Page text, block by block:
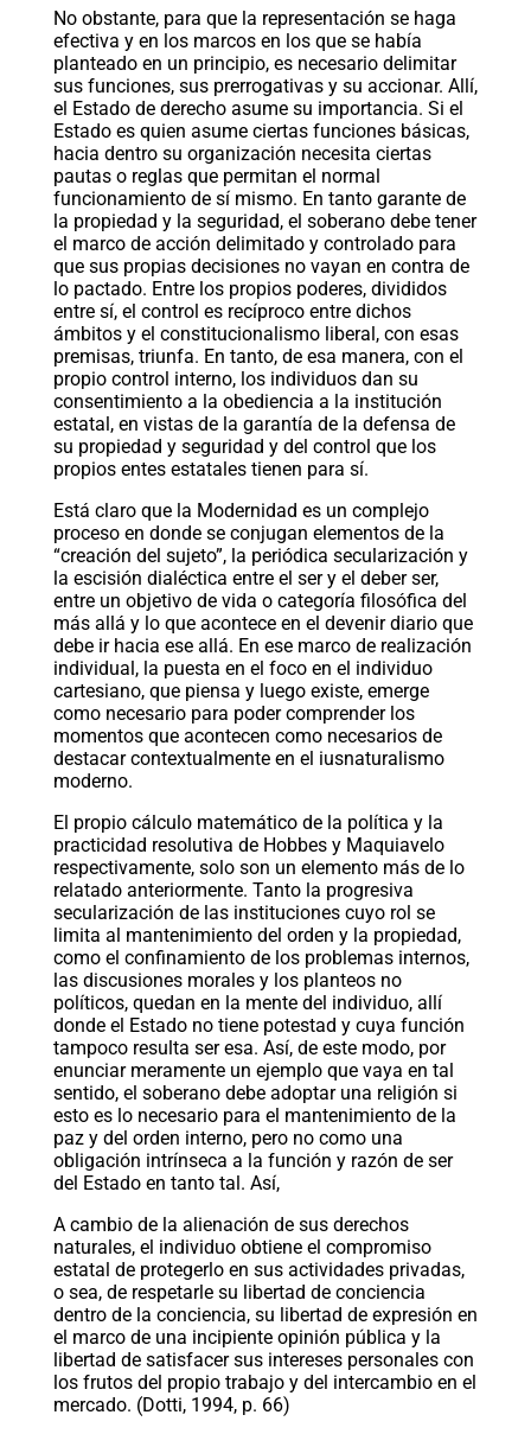
No obstante, para que la representación se haga
efectiva y en los marcos en los que se había
planteado en un principio, es necesario delimitar
sus funciones, sus prerrogativas y su accionar. Allí,
el Estado de derecho asume su importancia. Si el
Estado es quien asume ciertas funciones básicas,
hacia dentro su organización necesita ciertas
pautas o reglas que permitan el normal
funcionamiento de sí mismo. En tanto garante de
la propiedad y la seguridad, el soberano debe tener
el marco de acción delimitado y controlado para
que sus propias decisiones no vayan en contra de
lo pactado. Entre los propios poderes, divididos
entre sí, el control es recíproco entre dichos
ámbitos y el constitucionalismo liberal, con esas
premisas, triunfa. En tanto, de esa manera, con el
propio control interno, los individuos dan su
consentimiento a la obediencia a la institución
estatal, en vistas de la garantía de la defensa de
su propiedad y seguridad y del control que los
propios entes estatales tienen para sí.
Está claro que la Modernidad es un complejo
proceso en donde se conjugan elementos de la
“creación del sujeto”, la periódica secularización y
la escisión dialéctica entre el ser y el deber ser,
entre un objetivo de vida o categoría filosófica del
más allá y lo que acontece en el devenir diario que
debe ir hacia ese allá. En ese marco de realización
individual, la puesta en el foco en el individuo
cartesiano, que piensa y luego existe, emerge
como necesario para poder comprender los
momentos que acontecen como necesarios de
destacar contextualmente en el iusnaturalismo
moderno.
El propio cálculo matemático de la política y la
practicidad resolutiva de Hobbes y Maquiavelo
respectivamente, solo son un elemento más de lo
relatado anteriormente. Tanto la progresiva
secularización de las instituciones cuyo rol se
limita al mantenimiento del orden y la propiedad,
como el confinamiento de los problemas internos,
las discusiones morales y los planteos no
políticos, quedan en la mente del individuo, allí
donde el Estado no tiene potestad y cuya función
tampoco resulta ser esa. Así, de este modo, por
enunciar meramente un ejemplo que vaya en tal
sentido, el soberano debe adoptar una religión si
esto es lo necesario para el mantenimiento de la
paz y del orden interno, pero no como una
obligación intrínseca a la función y razón de ser
del Estado en tanto tal. Así,
A cambio de la alienación de sus derechos
naturales, el individuo obtiene el compromiso
estatal de protegerlo en sus actividades privadas,
o sea, de respetarle su libertad de conciencia
dentro de la conciencia, su libertad de expresión en
el marco de una incipiente opinión pública y la
libertad de satisfacer sus intereses personales con
los frutos del propio trabajo y del intercambio en el
mercado. (Dotti, 1994, p. 66)